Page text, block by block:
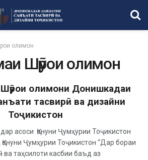
олимон
Шӯрои олимон
Шӯрои олимони Донишкадаи
тасвирӣ ва дизайни
Тоҷикистон
асоси Қонуни Ҷумҳурии Тоҷикистон
Ҷумҳурии Тоҷикистон “Дар бораи
ва таҳсилоти касбии баъд аз